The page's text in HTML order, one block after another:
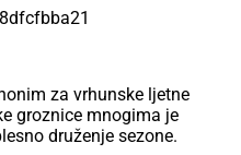
za vrhunske ljetne
groznice mnogima je
druženje sezone.